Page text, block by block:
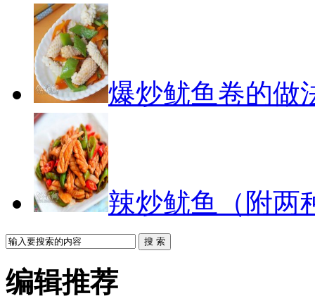
爆炒鱿鱼卷的做
辣炒鱿鱼（附两
搜 索
编辑推荐